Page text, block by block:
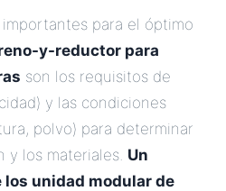
para el óptimo
y-reductor para
son los requisitos de
y las condiciones
polvo) para determinar
y los materiales. Un
los unidad modular de